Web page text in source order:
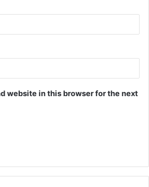
website in this browser for the next